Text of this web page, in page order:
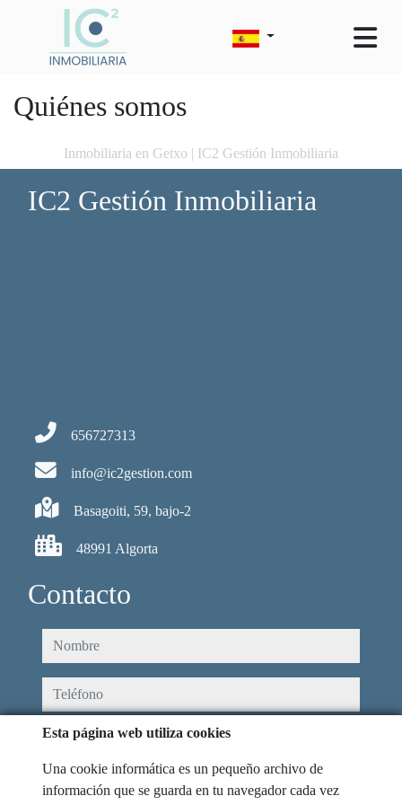
Quiénes somos
Inmobiliaria en Getxo | IC2 Gestión Inmobiliaria
IC2 Gestión Inmobiliaria
656727313
info@ic2gestion.com
Basagoiti, 59, bajo-2
48991 Algorta
Contacto
nombre
teléfono
e-mail
He leído y acepto las condiciones de uso ypolítica de privacidad
Esta página web utiliza cookies
Una cookie informática es un pequeño archivo de
información que se guarda en tu navegador cada vez